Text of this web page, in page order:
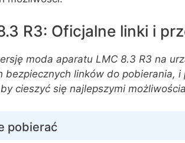
R3: Oficjalne linki i
moda aparatu LMC 8.3 R3 na
bezpiecznych linków do pobierania,
cieszyć się najlepszymi
pobierać